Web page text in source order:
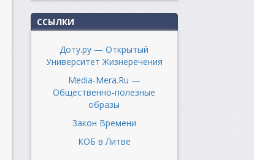
ССЫЛКИ
Доту.ру — Открытый
Университет Жизнеречения
Media-Mera.Ru —
Общественно-полезные
образы
Закон Времени
КОБ в Литве